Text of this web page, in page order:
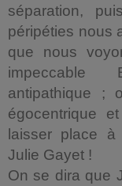
séparation,
péripéties nous
que nous
impeccable
antipathique ;
égocentrique
laisser place à
Julie Gayet !
On se dira que